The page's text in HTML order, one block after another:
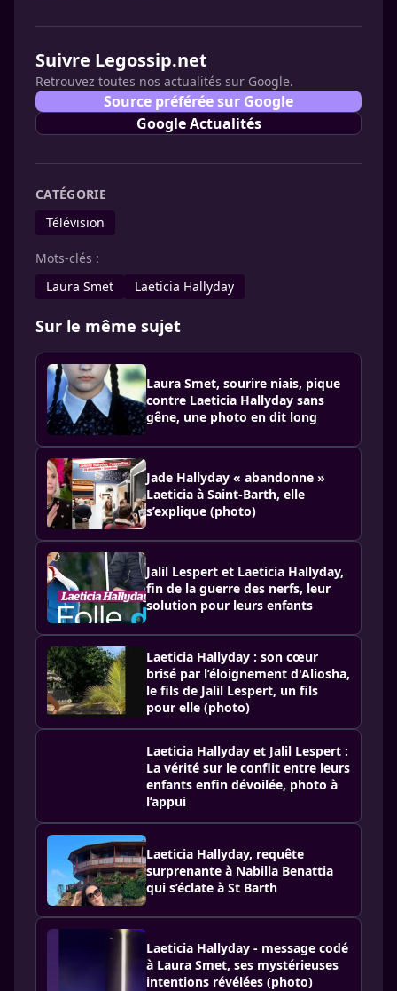
Suivre Legossip.net
Retrouvez toutes nos actualités sur Google.
Source préférée sur Google
Google Actualités
CATÉGORIE
Télévision
Mots-clés :
Laura Smet
Laeticia Hallyday
Sur le même sujet
Laura Smet, sourire niais, pique
contre Laeticia Hallyday sans
gêne, une photo en dit long
Jade Hallyday « abandonne »
Laeticia à Saint-Barth, elle
s’explique (photo)
Jalil Lespert et Laeticia Hallyday,
fin de la guerre des nerfs, leur
solution pour leurs enfants
Laeticia Hallyday : son cœur
brisé par l’éloignement d'Aliosha,
le fils de Jalil Lespert, un fils
pour elle (photo)
Laeticia Hallyday et Jalil Lespert :
La vérité sur le conflit entre leurs
enfants enfin dévoilée, photo à
l’appui
Laeticia Hallyday, requête
surprenante à Nabilla Benattia
qui s’éclate à St Barth
Laeticia Hallyday - message codé
à Laura Smet, ses mystérieuses
intentions révélées (photo)